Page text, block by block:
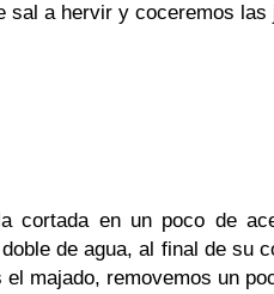
sal a hervir y coceremos las
cortada en un poco de
de agua, al final de su
majado, removemos un